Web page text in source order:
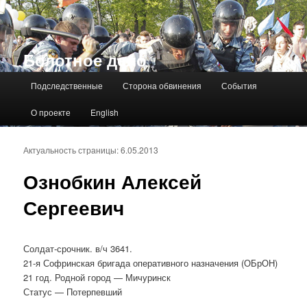
Болотное дело
Подследственные Сторона обвинения События
О проекте English
Ознобкин Алексей
Сергеевич
Актуальность страницы: 6.05.2013
Солдат-срочник. в/ч 3641.
21-я Софринская бригада оперативного назначения (ОБрОН)
21 год. Родной город — Мичуринск
Статус — Потерпевший